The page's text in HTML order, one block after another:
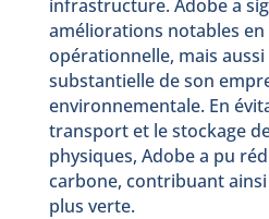
infrastructure. Adobe a
améliorations notables en
opérationnelle, mais
substantielle de son
environnementale. En
transport et le stockage
physiques, Adobe a pu
carbone, contribuant
plus verte.